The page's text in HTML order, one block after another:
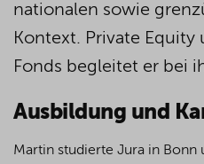
nationalen sowie
Kontext. Private Equity
Fonds begleitet er bei
Ausbildung und
Martin studierte Jura in Bonn